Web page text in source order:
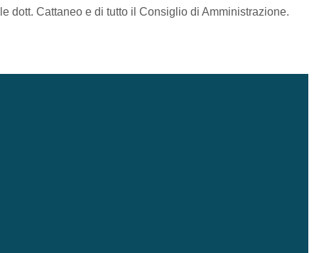
dott. Cattaneo e di tutto il Consiglio di Amministrazione.